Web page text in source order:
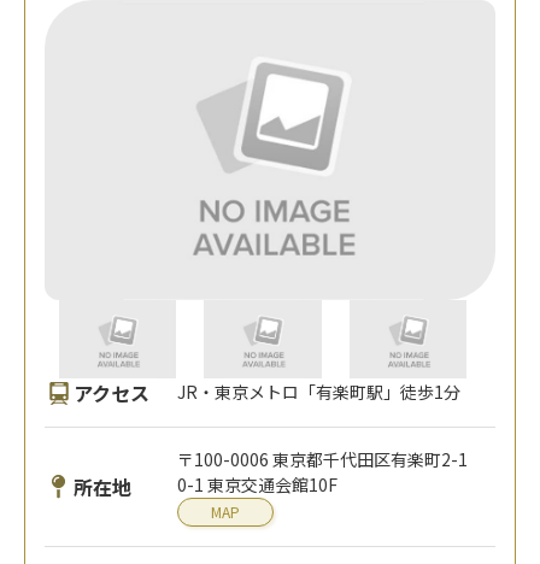
アクセス JR・東京メトロ「有楽町駅」徒歩1分
所在地
〒100-0006 東京都千代田区有楽町2-1
0-1 東京交通会館10F
MAP